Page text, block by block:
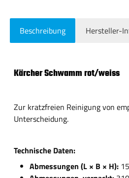
Beschreibung Hersteller-
Kärcher Schwamm rot/weiss
Zur kratzfreien Reinigung von
Unterscheidung.
Technische Daten:
Abmessungen (L × B × H):